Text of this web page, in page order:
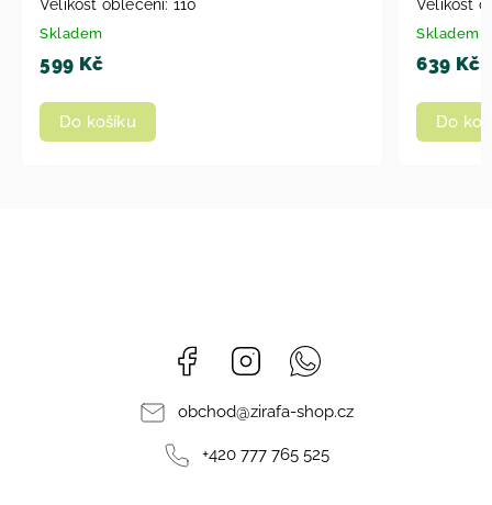
Velikost oblečení: 98
Skladem
639 Kč
Do košíku
oblečení:
Skladem
699 Kč
Do
Facebook Instagram
obchod@zirafa-shop.cz
+420 777 765 525